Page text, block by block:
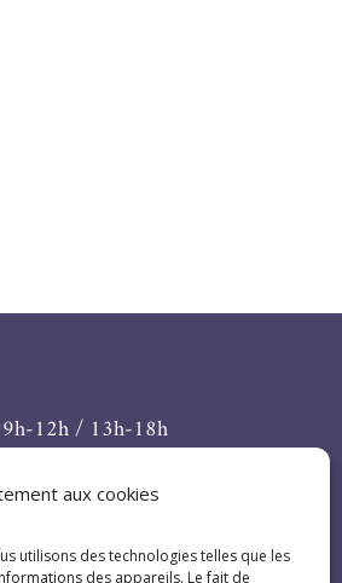
aux cookies
utilisons des technologies telles que les
des appareils. Le fait de
12h / 13h-18h